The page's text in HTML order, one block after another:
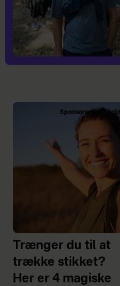
Sponsoreret indhold
Trænger du til at
trække stikket?
Her er 4 magiske